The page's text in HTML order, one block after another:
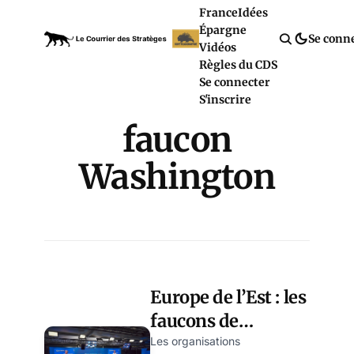
FranceIdées
Épargne
Vidéos
Règles du CDS
Se connecter
S'inscrire
Se
faucon
Washington
Europe de l’Est : les
faucons de
Washington
Les organisations